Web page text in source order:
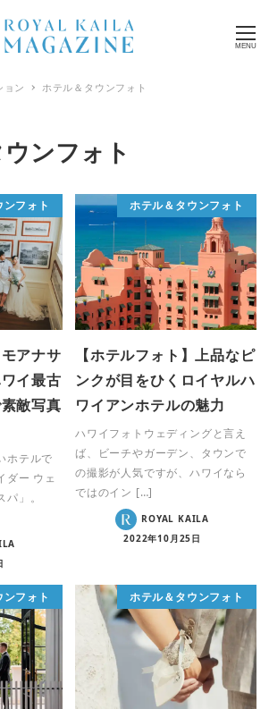
MENU
ョン ホテル＆タウンフォト
ンフォト
フォト
アナサ
イ最古
敵写真
ホテルで
ダー ウェ
」。
ホテル＆タウンフォト
【ホテルフォト】上品なピ
ンクが目をひくロイヤルハ
ワイアンホテルの魅力
ハワイフォトウェディングと言え
ば、ビーチやガーデン、タウンで
の撮影が人気ですが、ハワイなら
ではのイン […]
ROYAL KAILA
2022年10月25日
フォト ホテル＆タウンフォト